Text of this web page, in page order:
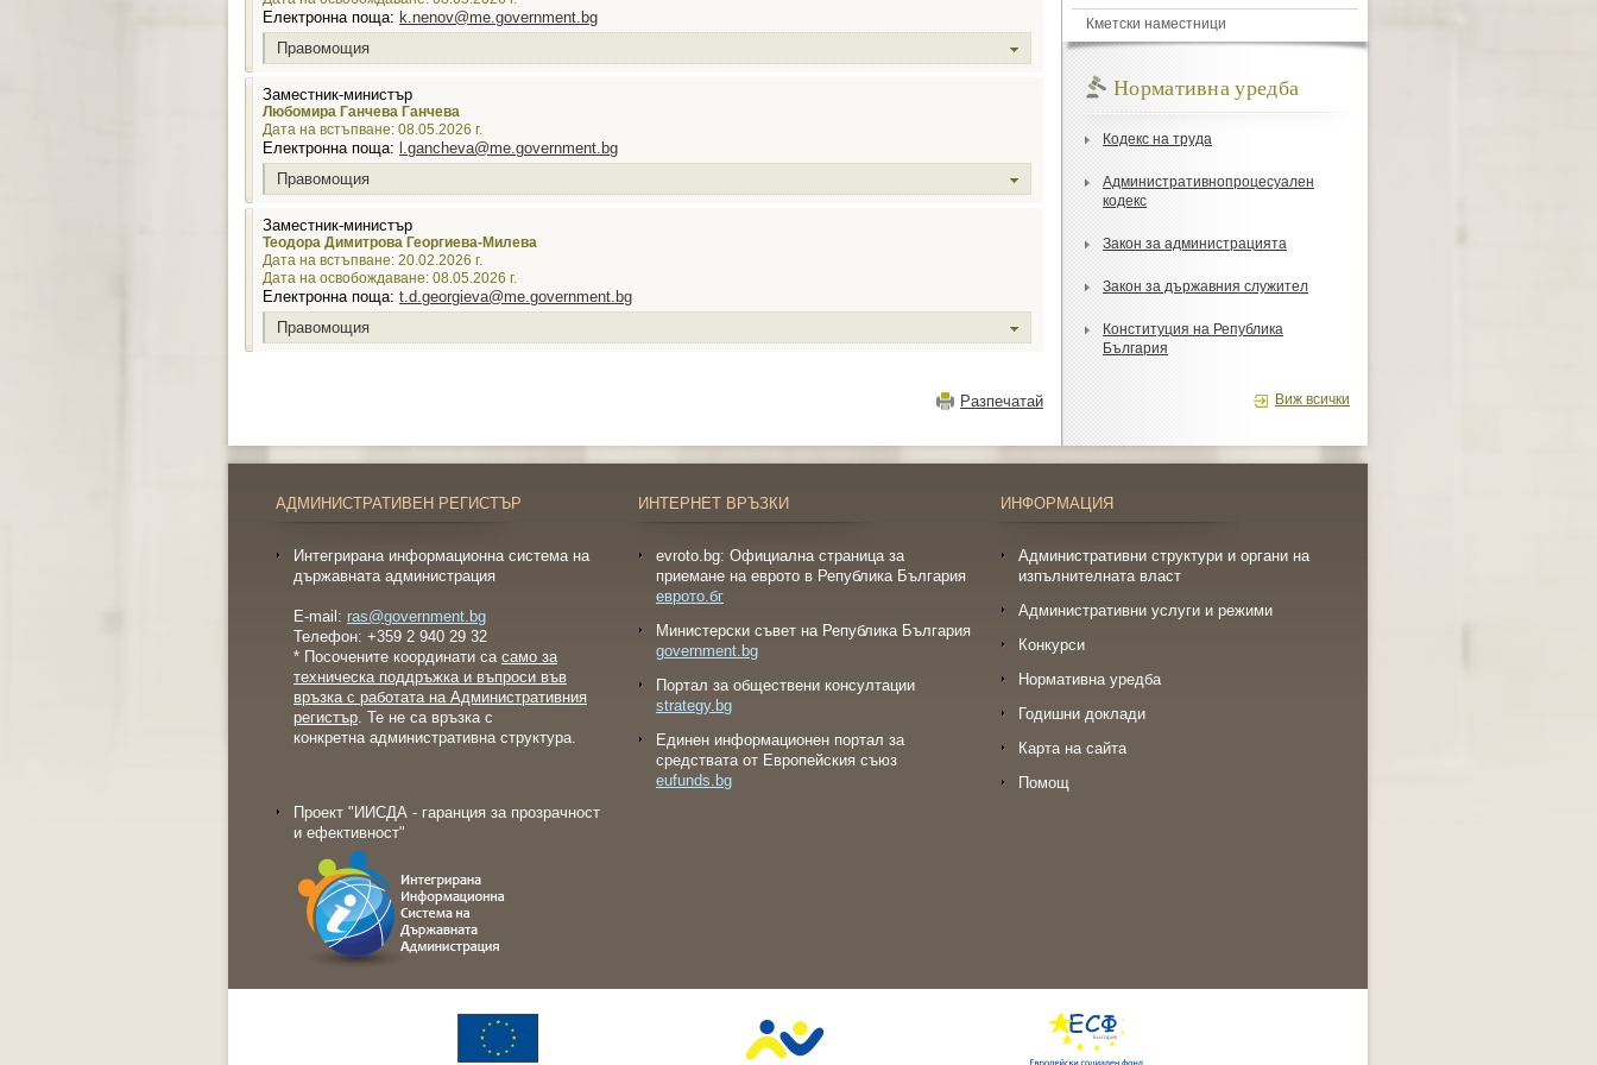
Електронна поща: k.nenov@me.government.bg
Правомощия
Заместник-министър
Любомира Ганчева Ганчева
Дата на встъпване: 08.05.2026 г.
Електронна поща: l.gancheva@me.government.bg
Правомощия
Заместник-министър
Теодора Димитрова Георгиева-Милева
Дата на встъпване: 20.02.2026 г.
Дата на освобождаване: 08.05.2026 г.
Електронна поща: t.d.georgieva@me.government.bg
Правомощия
Разпечатай
Кметски наместници
Нормативна уредба
Кодекс на труда
Административнопроцесуален
кодекс
Закон за администрацията
Закон за държавния служител
Конституция на Република
България
Виж всички
АДМИНИСТРАТИВЕН РЕГИСТЪР
Интегрирана информационна система на
държавната администрация
E-mail: ras@government.bg
Телефон: +359 2 940 29 32
* Посочените координати са само за
техническа поддръжка и въпроси във
връзка с работата на Административния
регистър. Те не са връзка с
конкретна административна структура.
Проект "ИИСДА - гаранция за прозрачност
и ефективност"
ИНТЕРНЕТ ВРЪЗКИ
evroto.bg: Официална страница за
приемане на еврото в Република България
еврото.бг
Министерски съвет на Република България
government.bg
Портал за обществени консултации
strategy.bg
Eдинен информационен портал за
средствата от Европейския съюз
eufunds.bg
ИНФОРМАЦИЯ
Административни структури и органи на
изпълнителната власт
Административни услуги и режими
Конкурси
Нормативна уредба
Годишни доклади
Карта на сайта
Помощ